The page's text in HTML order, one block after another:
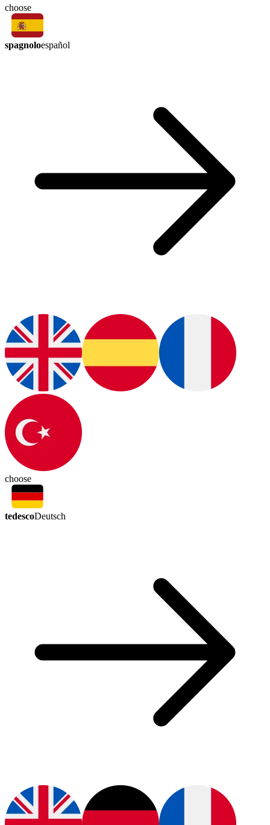
choose
spagnoloespañol
choose
tedescoDeutsch